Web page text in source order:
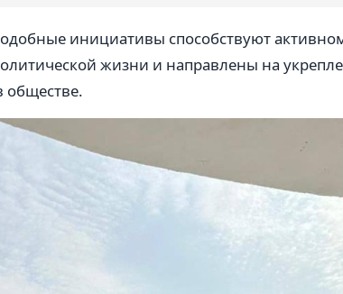
инициативы способствуют
жизни и направлены на
обществе.